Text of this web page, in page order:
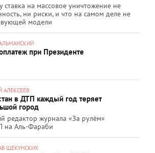
ставка на массовое уничтожение не
ни риски, и что на самом деле не
модели
при Президенте
АЛЕКСЕЕВ
в ДТП каждый год теряет
город
редактор журнала «За рулём»
на Аль-Фараби
ЩЕКУНСКИХ